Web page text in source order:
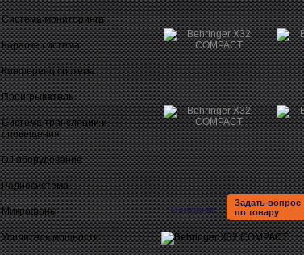
Система мониторинга
Караоке система
Конференц система
Проигрыватель
Система трансляции и
оповещения
DJ оборудование
Радиосистема
Микрофоны
Усилитель мощности
Описание
Задать вопрос
по товару